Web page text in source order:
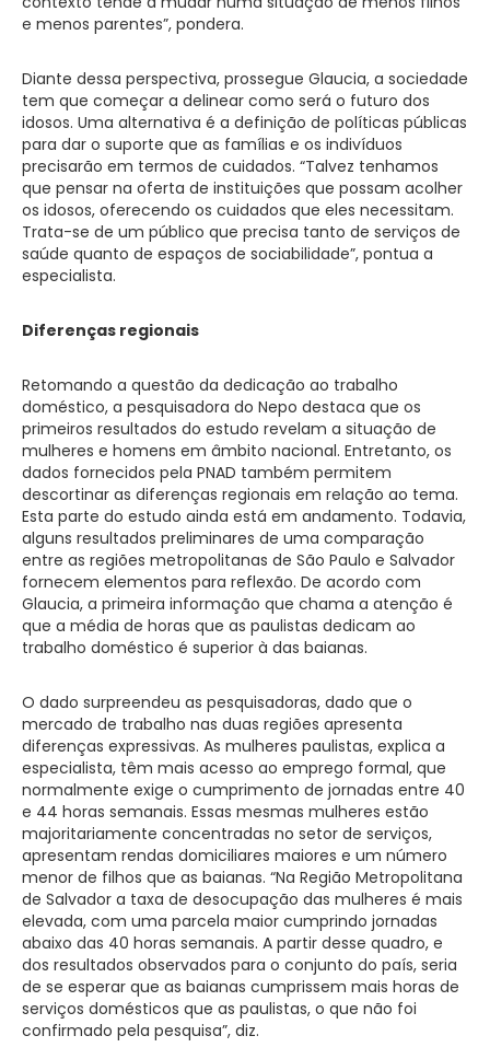
e menos parentes”, pondera.
Diante dessa perspectiva, prossegue Glaucia, a sociedade
tem que começar a delinear como será o futuro dos
idosos. Uma alternativa é a definição de políticas públicas
para dar o suporte que as famílias e os indivíduos
precisarão em termos de cuidados. “Talvez tenhamos
que pensar na oferta de instituições que possam acolher
os idosos, oferecendo os cuidados que eles necessitam.
Trata-se de um público que precisa tanto de serviços de
saúde quanto de espaços de sociabilidade”, pontua a
especialista.
Diferenças regionais
Retomando a questão da dedicação ao trabalho
doméstico, a pesquisadora do Nepo destaca que os
primeiros resultados do estudo revelam a situação de
mulheres e homens em âmbito nacional. Entretanto, os
dados fornecidos pela PNAD também permitem
descortinar as diferenças regionais em relação ao tema.
Esta parte do estudo ainda está em andamento. Todavia,
alguns resultados preliminares de uma comparação
entre as regiões metropolitanas de São Paulo e Salvador
fornecem elementos para reflexão. De acordo com
Glaucia, a primeira informação que chama a atenção é
que a média de horas que as paulistas dedicam ao
trabalho doméstico é superior à das baianas.
O dado surpreendeu as pesquisadoras, dado que o
mercado de trabalho nas duas regiões apresenta
diferenças expressivas. As mulheres paulistas, explica a
especialista, têm mais acesso ao emprego formal, que
normalmente exige o cumprimento de jornadas entre 40
e 44 horas semanais. Essas mesmas mulheres estão
majoritariamente concentradas no setor de serviços,
apresentam rendas domiciliares maiores e um número
menor de filhos que as baianas. “Na Região Metropolitana
de Salvador a taxa de desocupação das mulheres é mais
elevada, com uma parcela maior cumprindo jornadas
abaixo das 40 horas semanais. A partir desse quadro, e
dos resultados observados para o conjunto do país, seria
de se esperar que as baianas cumprissem mais horas de
serviços domésticos que as paulistas, o que não foi
confirmado pela pesquisa”, diz.